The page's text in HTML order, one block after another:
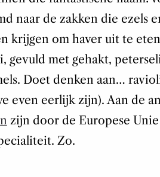
naar de zakken die ezels
krijgen om haver uit te
gevuld met gehakt,
Doet denken aan…
even eerlijk zijn). Aan de
zijn door de Europese
Zo.